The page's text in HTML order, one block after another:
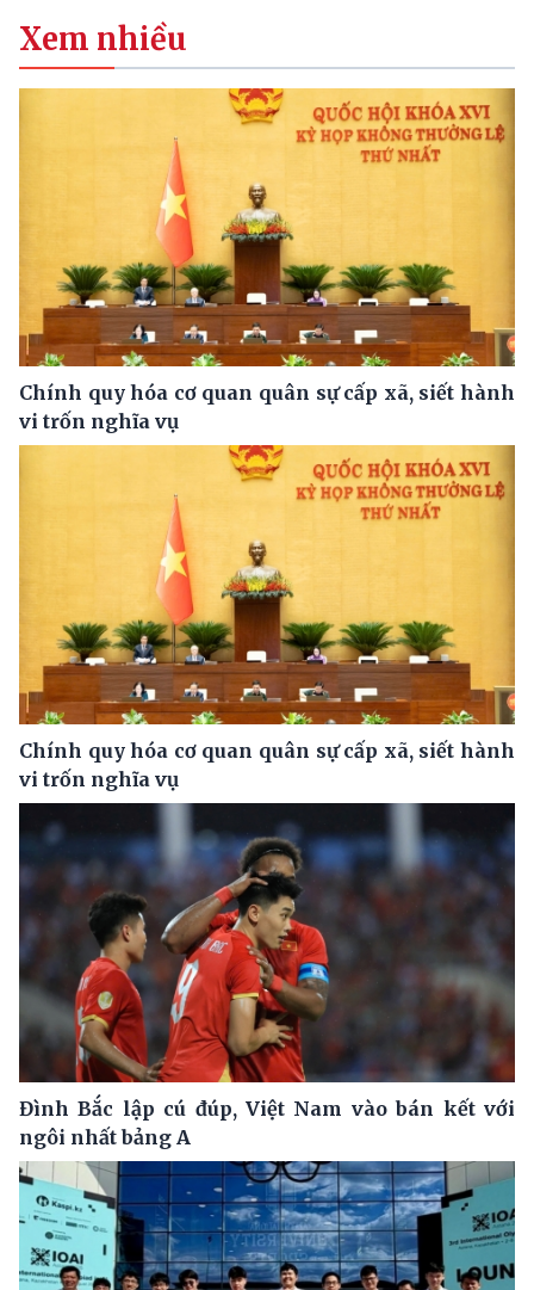
Xem nhiều
Chính quy hóa cơ quan quân sự cấp xã, siết hành
vi trốn nghĩa vụ
Chính quy hóa cơ quan quân sự cấp xã, siết hành
vi trốn nghĩa vụ
Đình Bắc lập cú đúp, Việt Nam vào bán kết với
ngôi nhất bảng A